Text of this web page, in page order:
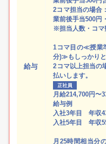
給与
2コマ担当の場合
業前後手当500円
※担当人数・コマ
1コマ目の≪授業
分)≫もしっかり
2コマ以上担当の
払いします。
正社員
月給214,700円〜
給与例
入社3年目 年収
入社5年目 年収
月25時間相当分